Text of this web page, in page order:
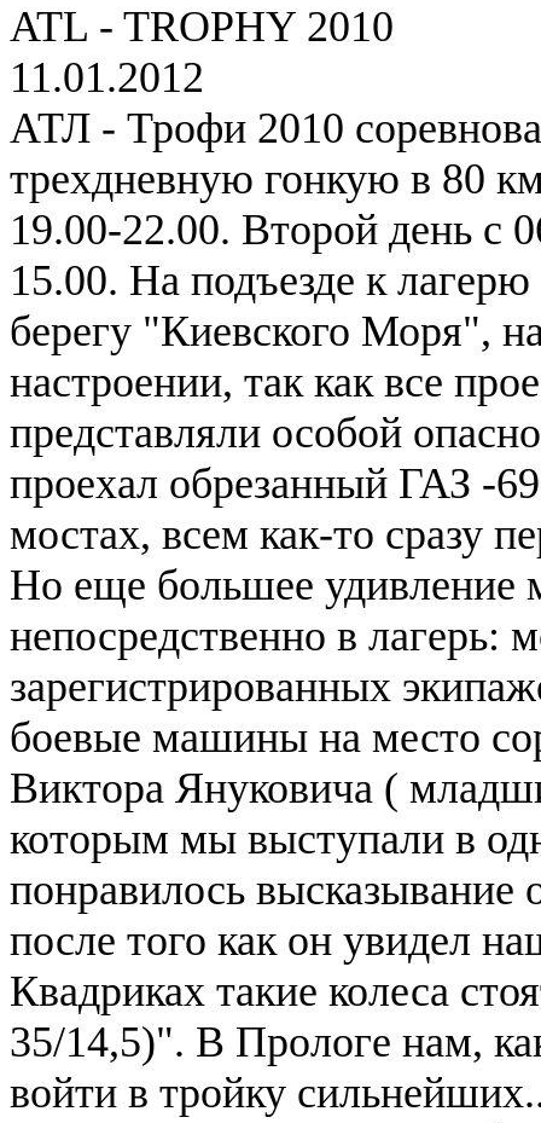
ATL - TROPHY 2010
11.01.2012
АТЛ - Трофи 2010
трехдневную гонкую в 80
19.00-22.00. Второй день с
15.00. На подъезде к
берегу "Киевского Моря",
настроении, так как все
представляли особой
проехал обрезанный ГАЗ -
мостах, всем как-то сразу
Но еще большее удивление
непосредственно в лагерь:
зарегистрированных
боевые машины на место
Виктора Януковича (
которым мы выступали в
понравилось
после того как он увидел
Квадриках такие колеса
35/14,5)". В Прологе нам,
войти в тройку